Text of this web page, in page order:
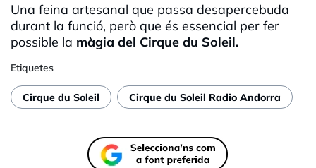
Una feina artesanal que passa desapercebuda
durant la funció, però que és essencial per fer
possible la màgia del Cirque du Soleil.
Etiquetes
Cirque du Soleil Cirque du Soleil Radio Andorra